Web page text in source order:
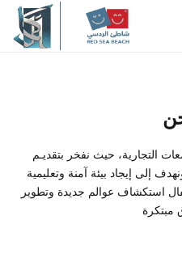
في
والابتكار، يسعي
التجارية، حيث نفخر بتقديـم
إلى إيجاد بيئة آمنة وتعليمية
استكشاف عوالم جديدة وتطوير
مبتكرة